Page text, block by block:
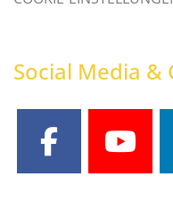
Social Media &
facebook